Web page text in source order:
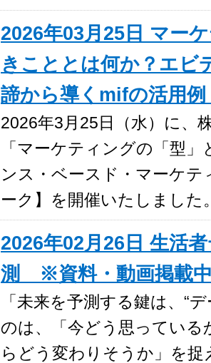
2026年03月25日 マー
きこととは何か？エビ
諦から導くmifの活用
2026年3月25日（水）に、
「マーケティングの「型
ンス・ベースド・マーケ
ーク】を開催いたしました
2026年02月26日 生活
測 ※資料・動画掲載
「未来を予測する鍵は、“
のは、「今どう思ってい
らどう変わりそうか」を